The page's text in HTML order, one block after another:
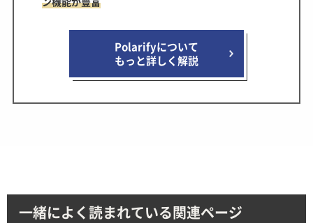
Polarifyについて
もっと詳しく解説
一緒によく読まれている関連ページ